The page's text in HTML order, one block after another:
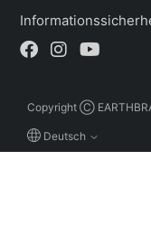
Copyright Ⓒ
Deutsch